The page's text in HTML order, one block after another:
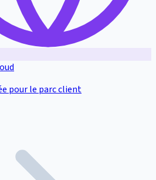
pour le parc client